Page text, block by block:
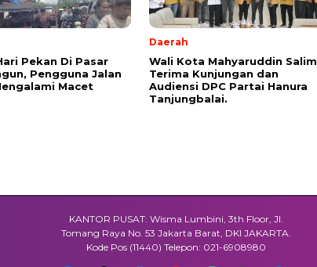
Pekan Di Pasar
Pengguna Jalan
Macet
Daerah
Wali Kota Mahyaruddin Salim
Terima Kunjungan dan
Audiensi DPC Partai Hanura
Tanjungbalai.
KANTOR PUSAT: Wisma Lumbini, 3th Floor, Jl.
Tomang Raya No. 53 Jakarta Barat, DKI JAKARTA.
Kode Pos (11440) Telepon: 021-6908980